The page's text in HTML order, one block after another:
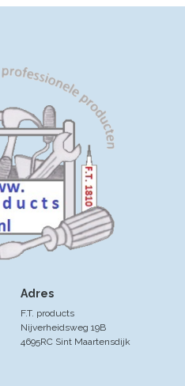
Adres
F.T. products
Nijverheidsweg 19B
4695RC Sint Maartensdijk